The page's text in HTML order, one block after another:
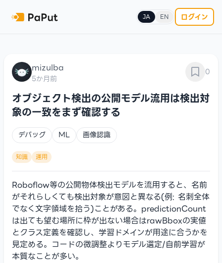
JA EN ログイン
mizulba
5か月前
0
オブジェクト検出の公開モデル流用は検出対
象の一致をまず確認する
デバッグ ML 画像認識
知識 運用
Roboflow等の公開物体検出モデルを流用すると、名前
がそれらしくても検出対象が意図と異なる(例: 名刺全体
でなく文字領域を拾う)ことがある。predictionCount
は出ても望む場所に枠が出ない場合はrawBboxの実値
とクラス定義を確認し、学習ドメインが用途に合うかを
見定める。コードの微調整よりモデル選定/自前学習が
本質なことが多い。